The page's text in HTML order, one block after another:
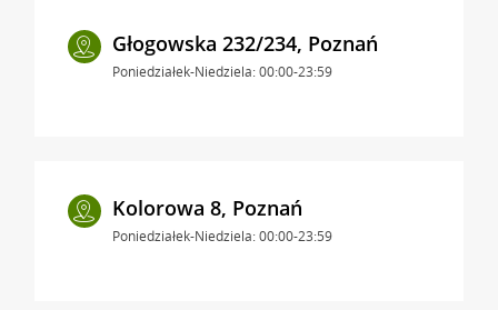
Głogowska 232/234, Poznań
Poniedziałek-Niedziela: 00:00-23:59
Kolorowa 8, Poznań
Poniedziałek-Niedziela: 00:00-23:59